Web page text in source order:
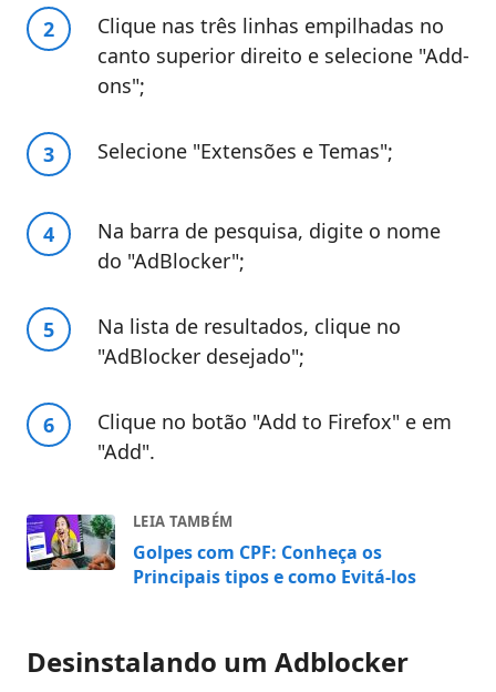
Clique nas três linhas empilhadas no
canto superior direito e selecione "Add-
ons";
Selecione "Extensões e Temas";
Na barra de pesquisa, digite o nome
do "AdBlocker";
Na lista de resultados, clique no
"AdBlocker desejado";
Clique no botão "Add to Firefox" e em
"Add".
LEIA TAMBÉM
Golpes com CPF: Conheça os
Principais tipos e como Evitá-los
Desinstalando um Adblocker